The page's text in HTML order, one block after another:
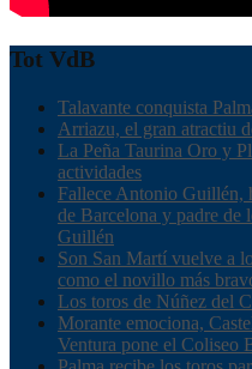
Tot VdB
Talavante conquista
Arriazu, el gran atractiu
La Peña Taurina Oro y
actividades
Fallece Antonio Guillén,
de Barcelona y padre de
Guillén
Son San Martí vuelve a
como el novillo más
Los toros de Núñez del
Morante emociona,
Ventura pone el Coliseo